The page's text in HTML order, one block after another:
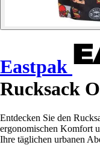
Eastpak
Rucksack
Entdecken Sie den
ergonomischen Komfort
Ihre täglichen urbanen